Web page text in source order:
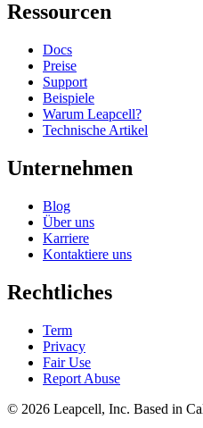
Ressourcen
Docs
Preise
Support
Beispiele
Warum Leapcell?
Technische Artikel
Unternehmen
Blog
Über uns
Karriere
Kontaktiere uns
Rechtliches
Term
Privacy
Fair Use
Report Abuse
© 2026 Leapcell, Inc. Based in